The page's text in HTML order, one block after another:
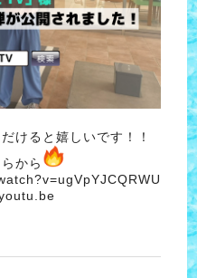
けると嬉しいです！！
から